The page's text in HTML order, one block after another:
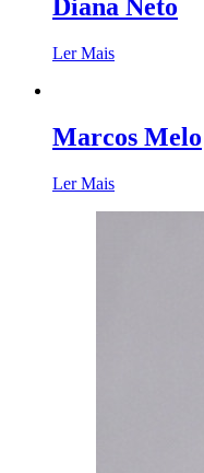
Diana Neto
Ler Mais
Marcos Melo
Ler Mais